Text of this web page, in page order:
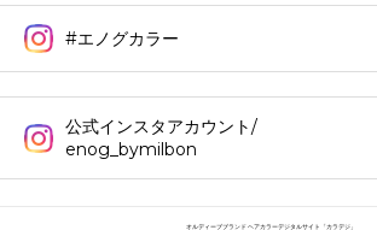
#エノグカラー
公式インスタアカウント/
enog_bymilbon
オルディーブブランド ヘアカラーデジタルサイト「カラデジ」